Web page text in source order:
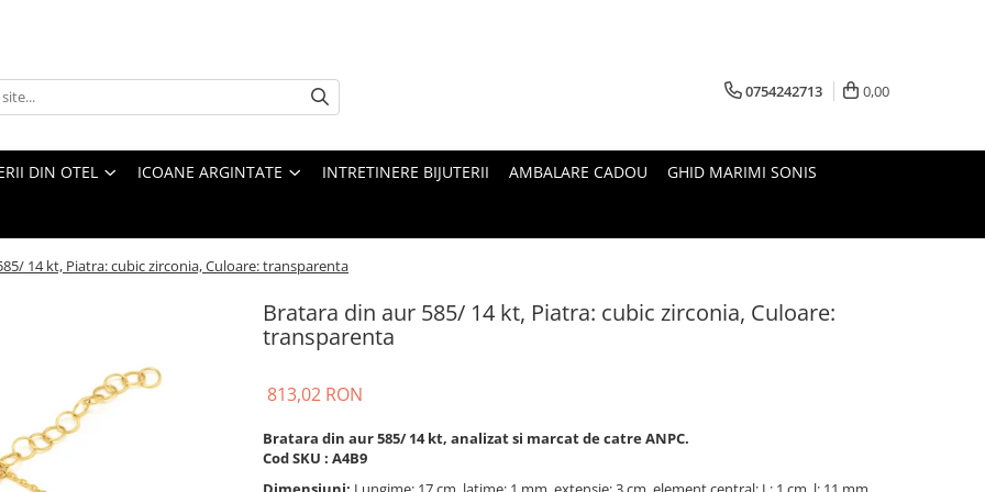
0754242713 0,00
DIN OTEL ICOANE ARGINTATE INTRETINERE BIJUTERII AMBALARE CADOU GHID MARIMI SONIS
14 kt, Piatra: cubic zirconia, Culoare: transparenta
Bratara din aur 585/ 14 kt, Piatra: cubic zirconia, Culoare:
transparenta
813,02 RON
Bratara din aur 585/ 14 kt, analizat si marcat de catre ANPC.
Cod SKU : A4B9